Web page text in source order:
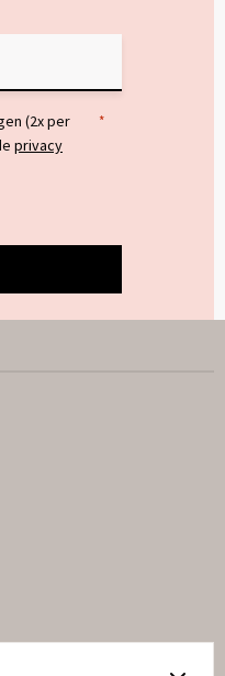
(2x per
privacy
*